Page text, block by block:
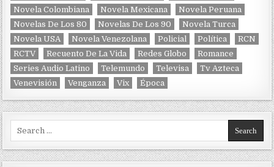
Novela Colombiana
Novela Mexicana
Novela Peruana
Novelas De Los 80
Novelas De Los 90
Novela Turca
Novela USA
Novela Venezolana Policial Política
RCN
RCTV
Recuento De La Vida Redes Globo
Romance
Series Audio Latino
Telemundo Televisa
Tv Azteca
Venevisión
Venganza Vix Época